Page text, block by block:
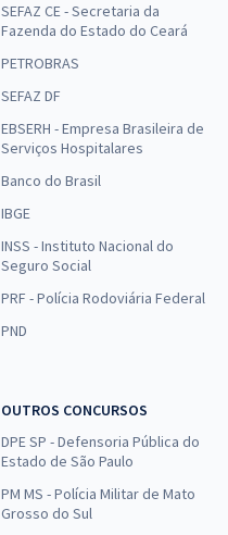
SEFAZ CE - Secretaria da
Fazenda do Estado do Ceará
PETROBRAS
SEFAZ DF
EBSERH - Empresa Brasileira de
Serviços Hospitalares
Banco do Brasil
IBGE
INSS - Instituto Nacional do
Seguro Social
PRF - Polícia Rodoviária Federal
PND
OUTROS CONCURSOS
DPE SP - Defensoria Pública do
Estado de São Paulo
PM MS - Polícia Militar de Mato
Grosso do Sul